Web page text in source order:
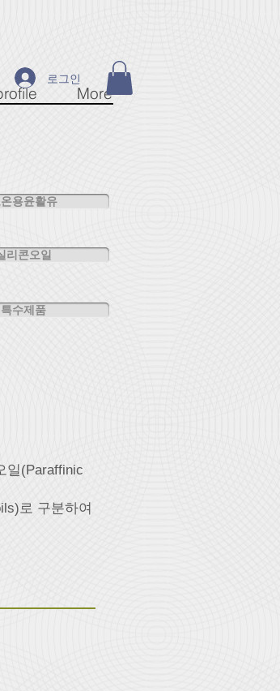
More
로그인
온용윤활유
리콘오일
특수제품
일(Paraffinic
로 구분하여